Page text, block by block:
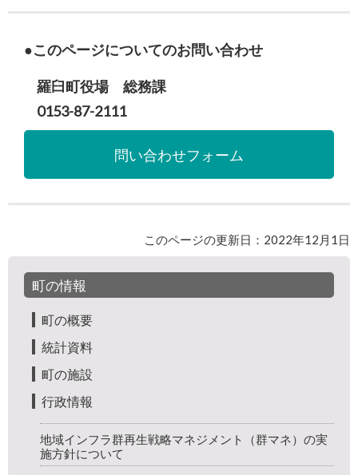
町の情報
町の概要
統計資料
町の施設
行政情報
地域インフラ群再生戦略マネジメント（群マネ）の実
施方針について
このページについてのお問い合わせ
羅臼町役場 総務課
0153-87-2111
問い合わせフォーム
このページの更新日：2022年12月1日